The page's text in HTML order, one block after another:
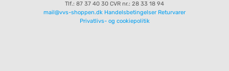
Tlf.: 87 37 40 30 CVR nr.: 28 33 18 94
mail@vvs-shoppen.dk Handelsbetingelser Returvarer
Privatlivs- og cookiepolitik